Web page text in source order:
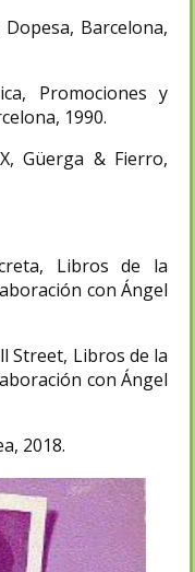
Barcelona,
Promociones y
1990.
Güerga & Fierro,
Libros de la
con Ángel
Street, Libros de la
con Ángel
2018.